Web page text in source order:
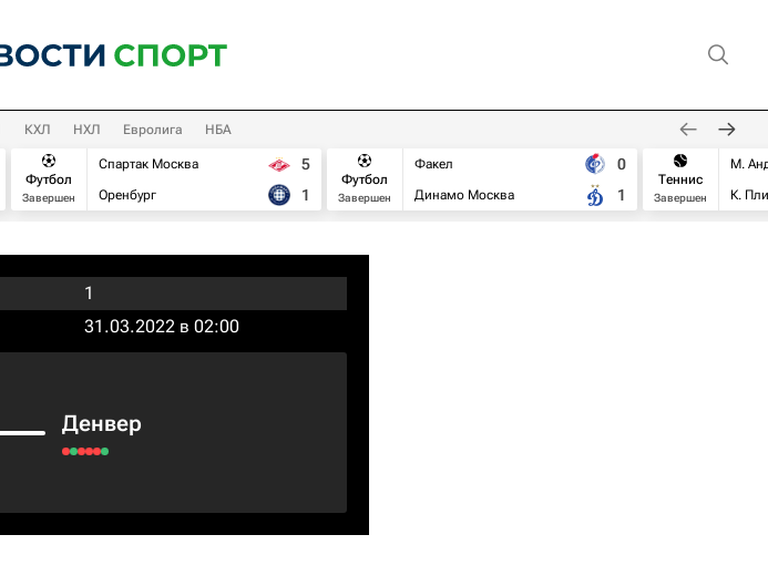
КХЛ НХЛ Евролига НБА
Футбол
Завершен
Спартак Москва
Оренбург
5
1
Футбол
Завершен
Факел
Динамо Москва
0
1
Теннис
Завершен
М.
К.
1
31.03.2022 в 02:00
Денвер